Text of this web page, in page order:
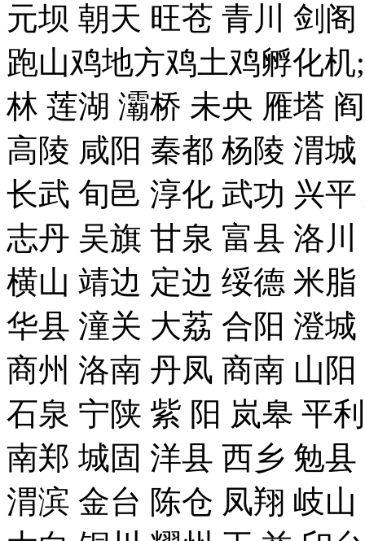
元坝 朝天 旺苍 青川 剑
跑山鸡地方鸡土鸡孵化机
林 莲湖 灞桥 未央 雁塔
高陵 咸阳 秦都 杨陵 渭
长武 旬邑 淳化 武功 兴
志丹 吴旗 甘泉 富县 洛
横山 靖边 定边 绥德 米
华县 潼关 大荔 合阳 澄
商州 洛南 丹凤 商南 山
石泉 宁陕 紫 阳 岚皋 平
南郑 城固 洋县 西乡 勉
渭滨 金台 陈仓 凤翔 岐